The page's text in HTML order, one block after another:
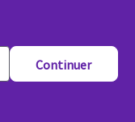
Continuer